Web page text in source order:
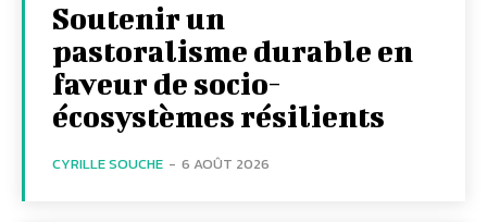
Soutenir un
pastoralisme durable en
faveur de socio-
écosystèmes résilients
CYRILLE SOUCHE - 6 AOÛT 2026